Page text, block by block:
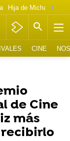
CINE
de Cine
más